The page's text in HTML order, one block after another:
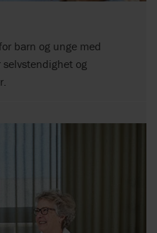
barn og unge med
og